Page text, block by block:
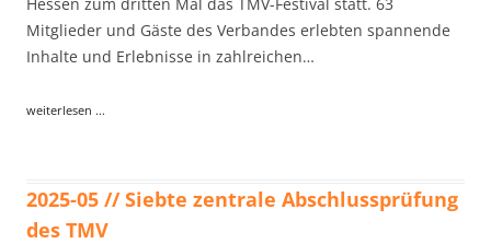
Mitglieder und Gäste des Verbandes erlebten spannende
Inhalte und Erlebnisse in zahlreichen…
weiterlesen ...
2025-05 // Siebte zentrale Abschlussprüfung
des TMV